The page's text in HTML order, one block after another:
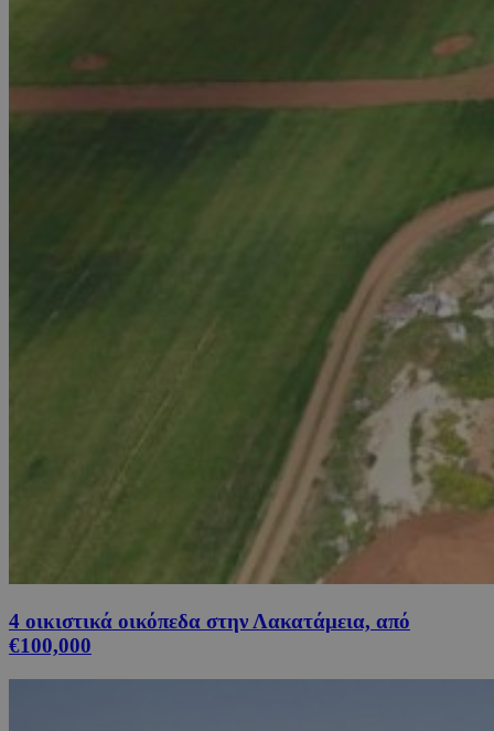
4 οικιστικά οικόπεδα στην Λακατάμεια, από
€100,000